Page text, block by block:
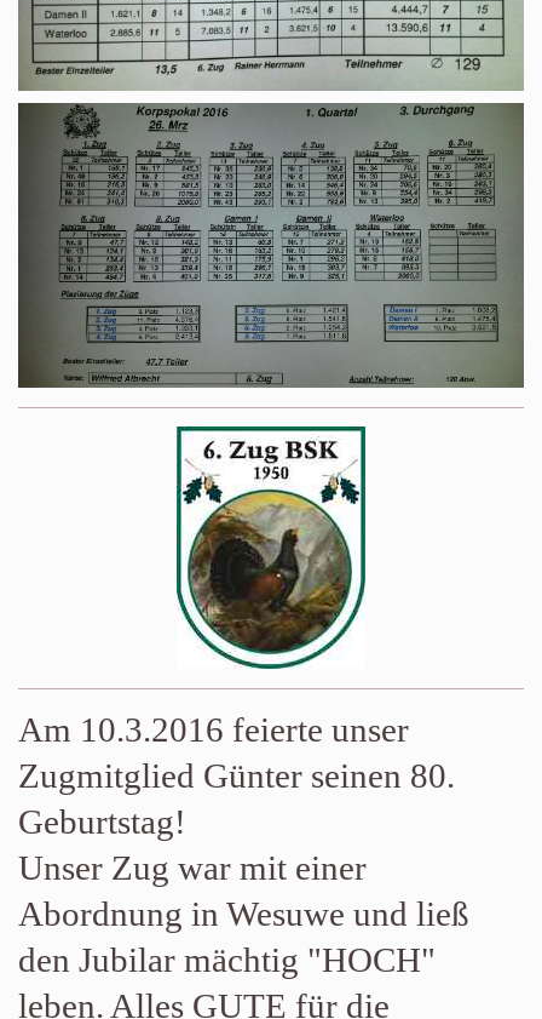
Am 10.3.2016 feierte unser
Zugmitglied Günter seinen 80.
Geburtstag!
Unser Zug war mit einer
Abordnung in Wesuwe und ließ
den Jubilar mächtig "HOCH"
leben. Alles GUTE für die